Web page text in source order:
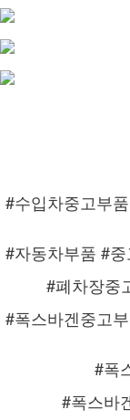
#수입차중고부
#자동차부품 #
#폐차장중
#폭스바겐중고
#폭
#폭스바